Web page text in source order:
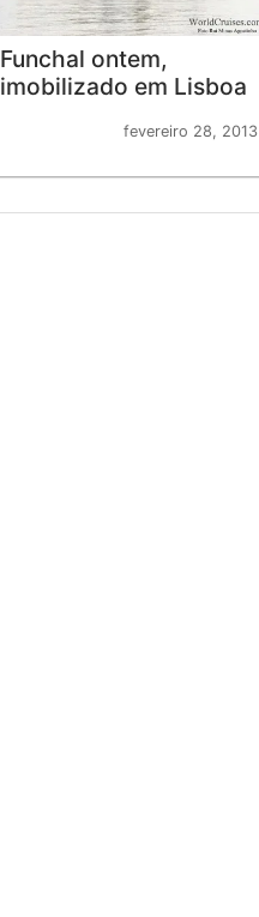
Funchal ontem,
imobilizado em Lisboa
fevereiro 28, 2013